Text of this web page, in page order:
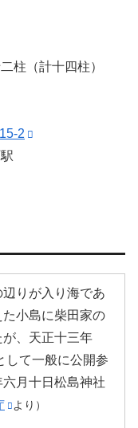
柱（計十四柱）
2
りが入り海であ
小島に柴田家の
、天正十三年
して一般に公開参
月十日松島神社
より）